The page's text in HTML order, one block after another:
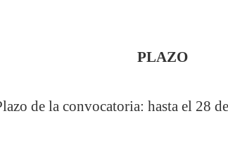
PLAZO
de la convocatoria: hasta el 28